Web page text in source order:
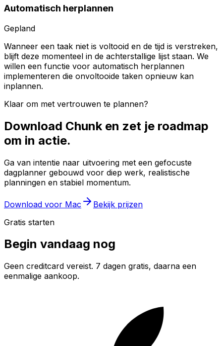
Automatisch herplannen
Gepland
Wanneer een taak niet is voltooid en de tijd is verstreken,
blijft deze momenteel in de achterstallige lijst staan. We
willen een functie voor automatisch herplannen
implementeren die onvoltooide taken opnieuw kan
inplannen.
Klaar om met vertrouwen te plannen?
Download Chunk en zet je roadmap
om in actie.
Ga van intentie naar uitvoering met een gefocuste
dagplanner gebouwd voor diep werk, realistische
planningen en stabiel momentum.
Download voor Mac
Bekijk prijzen
Gratis starten
Begin vandaag nog
Geen creditcard vereist. 7 dagen gratis, daarna een
eenmalige aankoop.